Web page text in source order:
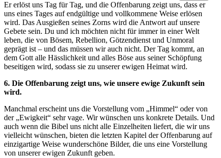
Er erlöst uns Tag für Tag, und die Offenbarung zeigt uns, dass er
uns eines Tages auf endgültige und vollkommene Weise erlösen
wird. Das Ausgießen seines Zorns wird die Antwort auf unsere
Gebete sein. Du und ich möchten nicht für immer in einer Welt
leben, die von Bösem, Rebellion, Götzendienst und Unmoral
geprägt ist – und das müssen wir auch nicht. Der Tag kommt, an
dem Gott alle Hässlichkeit und alles Böse aus seiner Schöpfung
beseitigen wird, sodass sie zu unserer ewigen Heimat wird.
6. Die Offenbarung zeigt uns, wie unsere ewige Zukunft sein
wird.
Manchmal erscheint uns die Vorstellung vom „Himmel“ oder von
der „Ewigkeit“ sehr vage. Wir wünschen uns konkrete Details. Und
auch wenn die Bibel uns nicht alle Einzelheiten liefert, die wir uns
vielleicht wünschen, bieten die letzten Kapitel der Offenbarung auf
einzigartige Weise wunderschöne Bilder, die uns eine Vorstellung
von unserer ewigen Zukunft geben.